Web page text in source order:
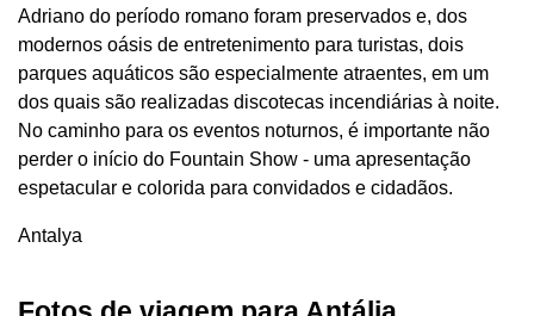
Adriano do período romano foram preservados e, dos
modernos oásis de entretenimento para turistas, dois
parques aquáticos são especialmente atraentes, em um
dos quais são realizadas discotecas incendiárias à noite.
No caminho para os eventos noturnos, é importante não
perder o início do Fountain Show - uma apresentação
espetacular e colorida para convidados e cidadãos.
Antalya